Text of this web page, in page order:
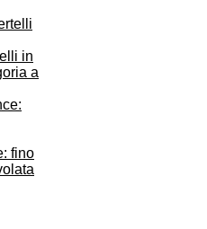
in
a
fino